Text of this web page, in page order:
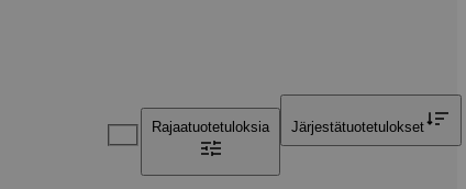
Rajaatuotetuloksia Järjestätuotetulokset